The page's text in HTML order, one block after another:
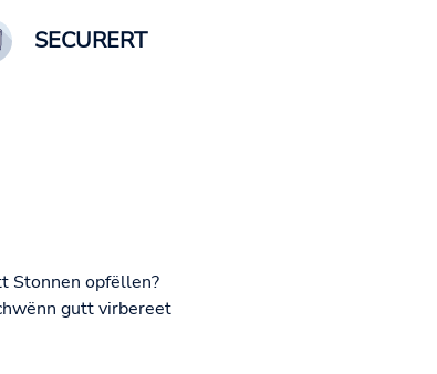
SECURERT
Stonnen opfëllen?
gutt virbereet